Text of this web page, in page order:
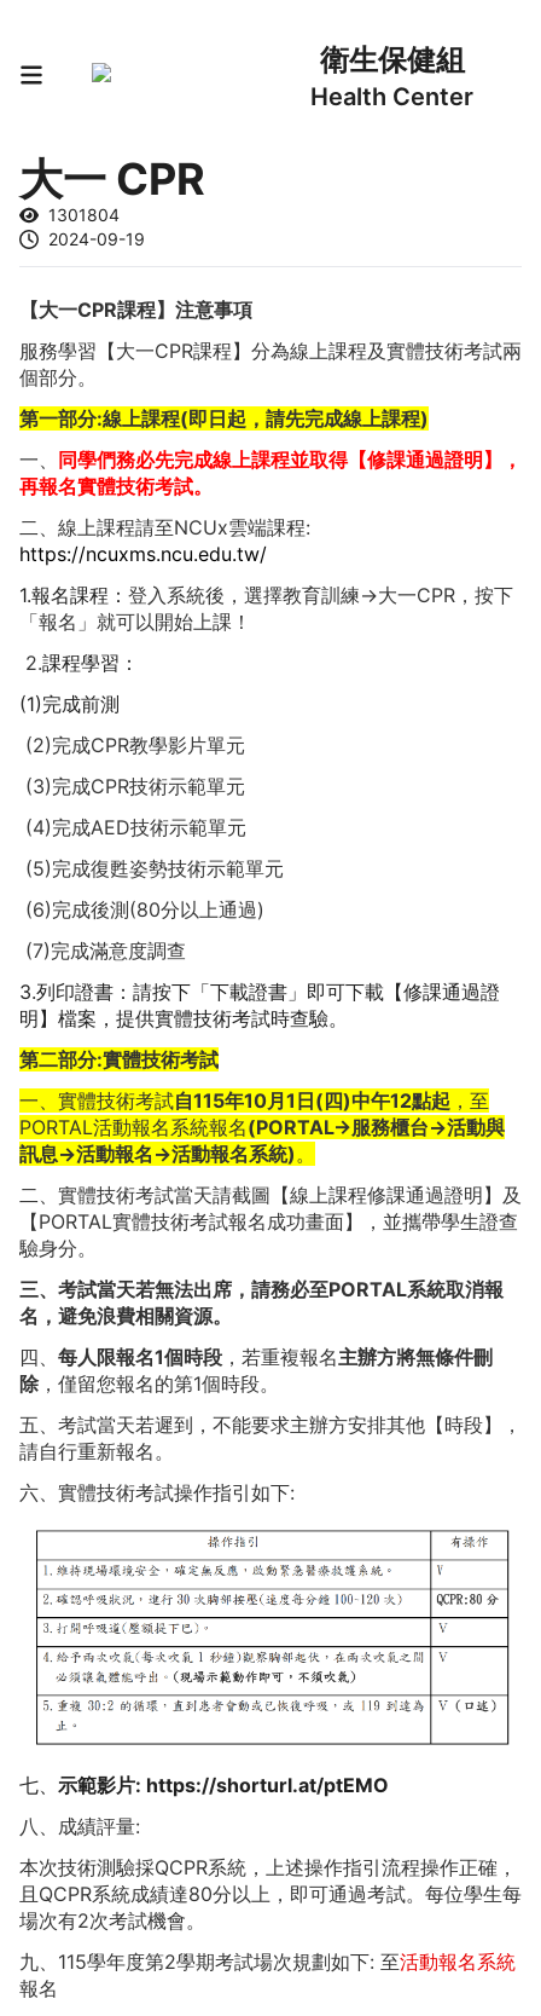
衛生保健組
Health Center
大一 CPR
1301804
2024-09-19
【大一CPR課程】注意事項
服務學習【大一CPR課程】分為線上課程及實體技術考試兩
個部分。
第一部分:線上課程(即日起，請先完成線上課程)
一、
同學們務必先完成線上課程並取得【修課通過證明】，
再報名實體技術考試。
https://ncuxms.ncu.edu.tw/
1.報名課程： 登入系統後，選擇教育訓練->大一CPR，按下
「報名」就可以開始上課！
2.課程學習：
(1)完成前測
(2)完成CPR教學影片單元
(3)完成CPR技術示範單元
(4)完成AED技術示範單元
(5)完成復甦姿勢技術示範單元
(6)完成後測(80分以上通過)
(7)完成滿意度調查
3.列印證書：請按下「下載證書」即可下載【修課通過證
明】檔案，提供實體技術考試時查驗。
第二部分:實體技術考試
一、實體技術考試自115年10月1日(四)中午12點起 ，至
PORTAL活動報名系統報名(PORTAL->服務櫃台->活動與
訊息->活動報名->活動報名系統)。
二、實體技術考試當天請截圖【線上課程修課通過證明】及
【PORTAL實體技術考試報名成功畫面】，並攜帶學生證查
驗身分。
三、考試當天若無法出席，請務必至PORTAL系統取消報
名，避免浪費相關資源。
四、 每人限報名1個時段 ，若重複報名主辦方將無條件刪
除，僅留您報名的第1個時段。
五、考試當天若遲到，不能要求主辦方安排其他【時段】，
請自行重新報名。
六、實體技術考試操作指引如下:
七、 示範影片: https://shorturl.at/ptEMO
八、成績評量:
本次技術測驗採QCPR系統，上述操作指引流程操作正確，
且QCPR系統成績達80分以上，即可通過考試。每位學生每
場次有2次考試機會。
九、115學年度第2學期考試場次規劃如下: 至活動報名系統
報名